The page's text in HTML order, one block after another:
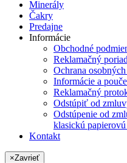
Minerály
Čakry
Predajne
Informácie
Obchodné
Reklamačný
Ochrana
Informácie a
Reklamačný
Odstúpiť od
Odstúpenie od
klasickú
Kontakt
×Zavrieť